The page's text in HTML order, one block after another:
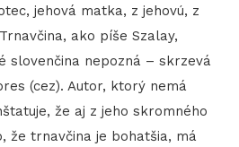
jehová matka, z jehovú, z
ako píše Szalay,
slovenčina nepozná – skrzevá
(cez). Autor, ktorý nemá
že aj z jeho skromného
že trnavčina je bohatšia, má